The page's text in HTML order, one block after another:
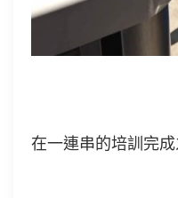
在一連串的培訓完